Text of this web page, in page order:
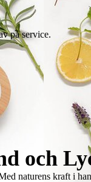
på service.
och
naturens kraft i